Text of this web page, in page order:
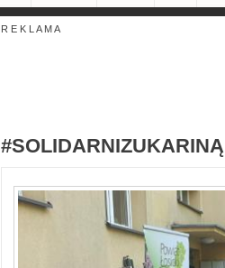
R E K L A M A
#SOLIDARNIZUKARINĄ